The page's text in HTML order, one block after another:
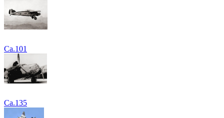
Ca.101
Ca.135